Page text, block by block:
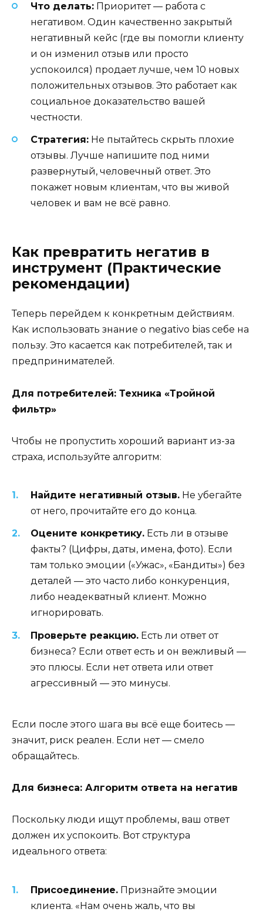
Что делать: Приоритет — работа с
негативом. Один качественно закрытый
негативный кейс (где вы помогли клиенту
и он изменил отзыв или просто
успокоился) продает лучше, чем 10 новых
положительных отзывов. Это работает как
социальное доказательство вашей
честности.
Стратегия: Не пытайтесь скрыть плохие
отзывы. Лучше напишите под ними
развернутый, человечный ответ. Это
покажет новым клиентам, что вы живой
человек и вам не всё равно.
Как превратить негатив в
инструмент (Практические
рекомендации)
Теперь перейдем к конкретным действиям.
Как использовать знание о negativo bias себе на
пользу. Это касается как потребителей, так и
предпринимателей.
Для потребителей: Техника «Тройной
фильтр»
Чтобы не пропустить хороший вариант из-за
страха, используйте алгоритм:
Найдите негативный отзыв. Не убегайте
от него, прочитайте его до конца.
Оцените конкретику. Есть ли в отзыве
факты? (Цифры, даты, имена, фото). Если
там только эмоции («Ужас», «Бандиты») без
деталей — это часто либо конкуренция,
либо неадекватный клиент. Можно
игнорировать.
Проверьте реакцию. Есть ли ответ от
бизнеса? Если ответ есть и он вежливый —
это плюсы. Если нет ответа или ответ
агрессивный — это минусы.
Если после этого шага вы всё еще боитесь —
значит, риск реален. Если нет — смело
обращайтесь.
Для бизнеса: Алгоритм ответа на негатив
Поскольку люди ищут проблемы, ваш ответ
должен их успокоить. Вот структура
идеального ответа:
Присоединение. Признайте эмоции
клиента. «Нам очень жаль, что вы